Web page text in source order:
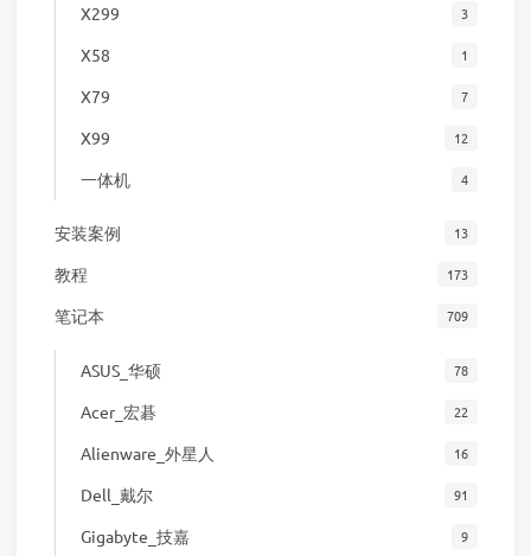
X299 3
X58 1
X79 7
X99 12
一体机 4
安装案例 13
教程 173
笔记本 709
ASUS_华硕 78
Acer_宏碁 22
Alienware_外星人 16
Dell_戴尔 91
Gigabyte_技嘉 9